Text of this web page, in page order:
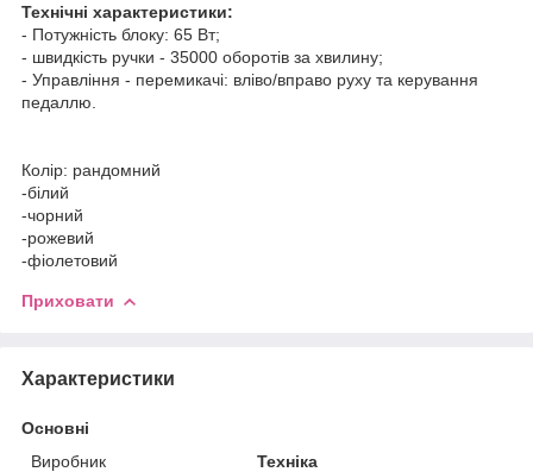
Технічні характеристики:
- Потужність блоку: 65 Вт;
- швидкість ручки - 35000 оборотів за хвилину;
- Управління - перемикачі: вліво/вправо руху та керування
педаллю.
Колір: рандомний
-білий
-чорний
-рожевий
-фіолетовий
Приховати
Характеристики
Основні
Виробник
Техніка